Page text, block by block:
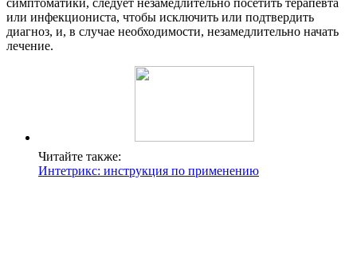
или инфекциониста, чтобы исключить или подтвердить
диагноз, и, в случае необходимости, незамедлительно начать
лечение.
Читайте также:
Интетрикс: инструкция по применению